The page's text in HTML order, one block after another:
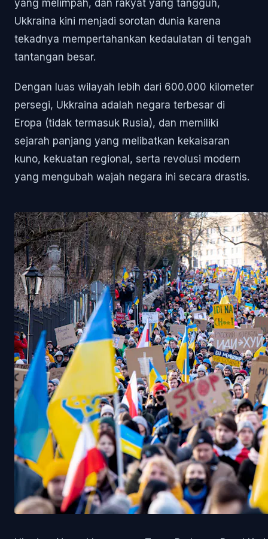
yang melimpah, dan rakyat yang tangguh,
Ukkraina kini menjadi sorotan dunia karena
tekadnya mempertahankan kedaulatan di tengah
tantangan besar.
Dengan luas wilayah lebih dari 600.000 kilometer
persegi, Ukkraina adalah negara terbesar di
Eropa (tidak termasuk Rusia), dan memiliki
sejarah panjang yang melibatkan kekaisaran
kuno, kekuatan regional, serta revolusi modern
yang mengubah wajah negara ini secara drastis.